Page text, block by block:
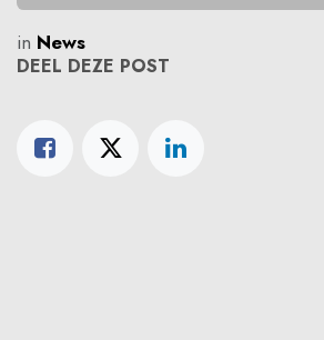
in News
DEEL DEZE POST